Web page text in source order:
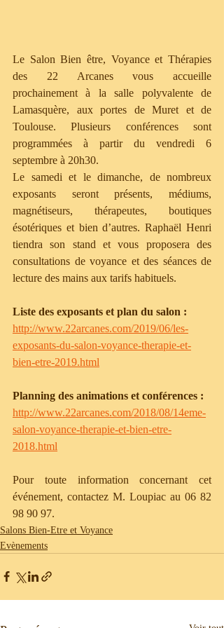
Le Salon Bien être, Voyance et Thérapies
des 22 Arcanes vous accueille
prochainement à la salle polyvalente de
Lamasquère, aux portes de Muret et de
Toulouse. Plusieurs conférences sont
programmées à partir du vendredi 6
septembre à 20h30.
Le samedi et le dimanche, de nombreux
exposants seront présents, médiums,
magnétiseurs, thérapeutes, boutiques
ésotériques et bien d’autres. Raphaël Henri
tiendra son stand et vous proposera des
consultations de voyance et des séances de
lecture des mains aux tarifs habituels.
Liste des exposants et plan du salon :
http://www.22arcanes.com/2019/06/les-
exposants-du-salon-voyance-therapie-et-
bien-etre-2019.html
Planning des animations et conférences :
http://www.22arcanes.com/2018/08/14eme-
salon-voyance-therapie-et-bien-etre-
2018.html
Pour toute information concernant cet
événement, contactez M. Loupiac au 06 82
98 90 97.
Salons Bien-Etre et Voyance
Evènements